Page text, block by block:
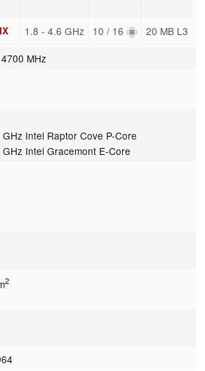
1.8 - 4.6 GHz 10 / 16 20 MB L3
MHz
Intel Raptor Cove P-Core
Intel Gracemont E-Core
2